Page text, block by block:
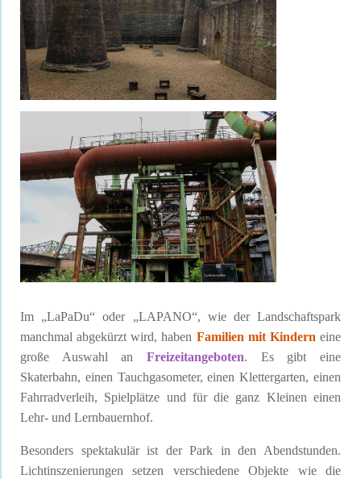
Im „LaPaDu“ oder „LAPANO“, wie der Landschaftspark
manchmal abgekürzt wird, haben Familien mit Kindern eine
große Auswahl an Freizeitangeboten. Es gibt eine
Skaterbahn, einen Tauchgasometer, einen Klettergarten, einen
Fahrradverleih, Spielplätze und für die ganz Kleinen einen
Lehr- und Lernbauernhof.
Besonders spektakulär ist der Park in den Abendstunden.
Lichtinszenierungen setzen verschiedene Objekte wie die